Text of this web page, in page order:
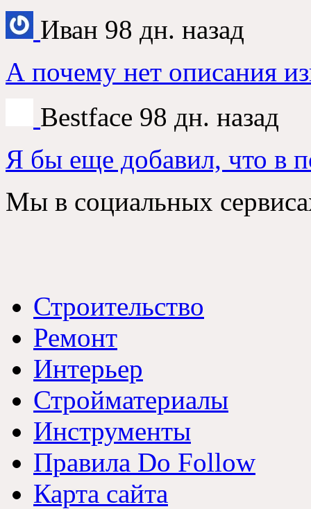
Иван 98 дн. назад
А почему нет описания
Bestface 98 дн. назад
Я бы еще добавил, что в
Мы в социальных
Строительство
Ремонт
Интерьер
Стройматериалы
Инструменты
Правила Do Follow
Карта сайта